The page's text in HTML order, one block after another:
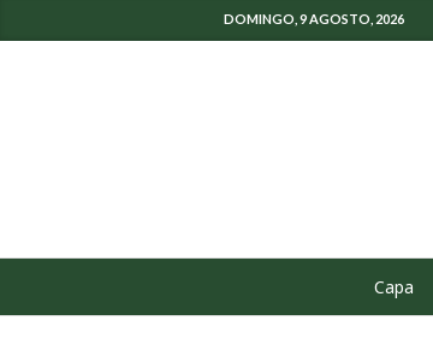
DOMINGO, 9 AGOSTO, 2026
Capa